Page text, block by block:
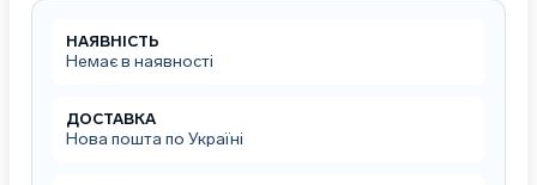
НАЯВНІСТЬ
Немає в наявності
ДОСТАВКА
Нова пошта по Україні